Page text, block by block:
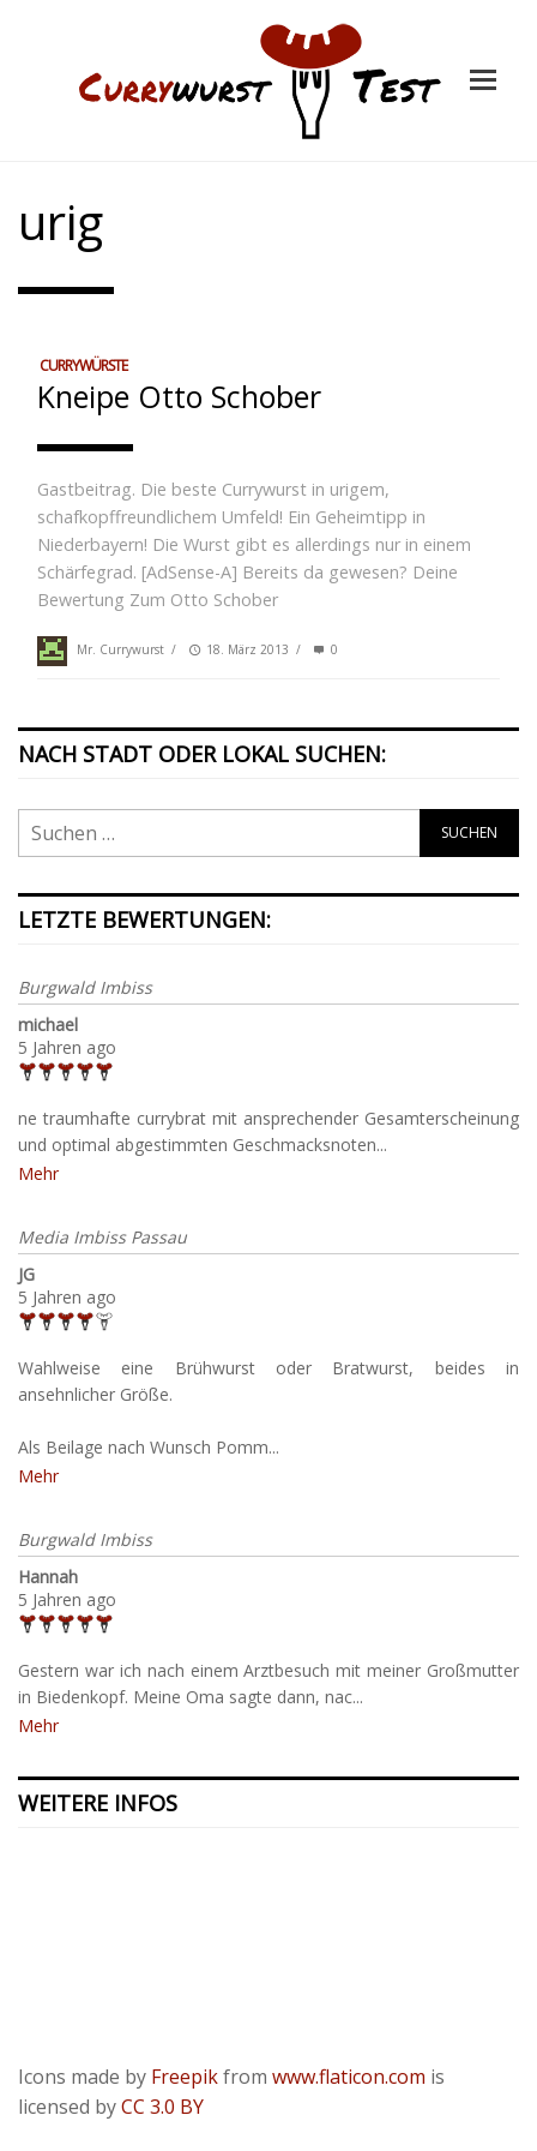
urig
CURRYWÜRSTE
Kneipe Otto Schober
Gastbeitrag. Die beste Currywurst in urigem,
schafkopffreundlichem Umfeld! Ein Geheimtipp in
Niederbayern! Die Wurst gibt es allerdings nur in einem
Schärfegrad. [AdSense-A] Bereits da gewesen? Deine
Bewertung Zum Otto Schober
Mr. Currywurst / 18. März 2013 / 0
NACH STADT ODER LOKAL SUCHEN:
LETZTE BEWERTUNGEN:
Burgwald Imbiss
michael
5 Jahren ago
ne traumhafte currybrat mit ansprechender Gesamterscheinung
und optimal abgestimmten Geschmacksnoten...
Mehr
Media Imbiss Passau
JG
5 Jahren ago
Wahlweise eine Brühwurst oder Bratwurst, beides in
ansehnlicher Größe.
Als Beilage nach Wunsch Pomm...
Mehr
Burgwald Imbiss
Hannah
5 Jahren ago
Gestern war ich nach einem Arztbesuch mit meiner Großmutter
in Biedenkopf. Meine Oma sagte dann, nac...
Mehr
WEITERE INFOS
Icons made by Freepikfrom www.flaticon.com is
licensed byCC 3.0 BY